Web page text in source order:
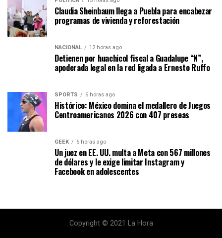
Claudia Sheinbaum llega a Puebla para encabezar
programas de vivienda y reforestación
NACIONAL 12 horas ago
Detienen por huachicol fiscal a Guadalupe “N”,
apoderada legal en la red ligada a Ernesto Ruffo
SPORTS 6 horas ago
Histórico: México domina el medallero de Juegos
Centroamericanos 2026 con 407 preseas
GEEK 6 horas ago
Un juez en EE. UU. multa a Meta con 567 millones
de dólares y le exige limitar Instagram y
Facebook en adolescentes
Copyright © 2021 La Hora